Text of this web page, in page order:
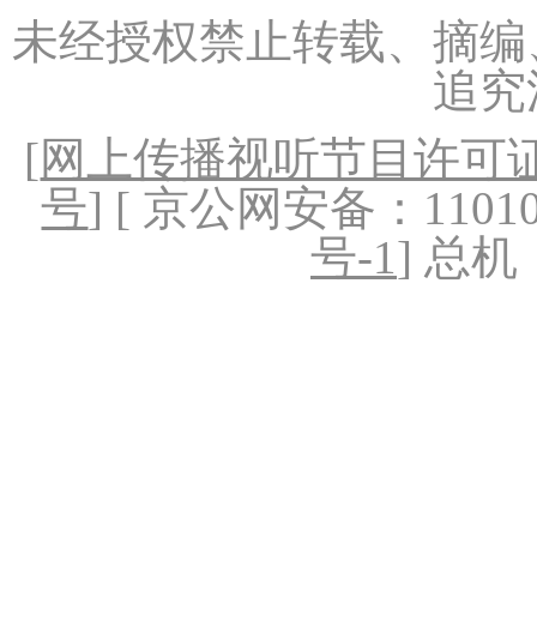
未经授权禁止转载、摘
追
[网上传播视听节目许可
号] [ 京公网安备：
号-1] 总机